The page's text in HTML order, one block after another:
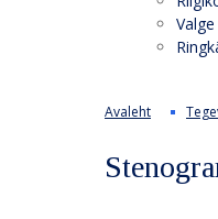
Avaleht